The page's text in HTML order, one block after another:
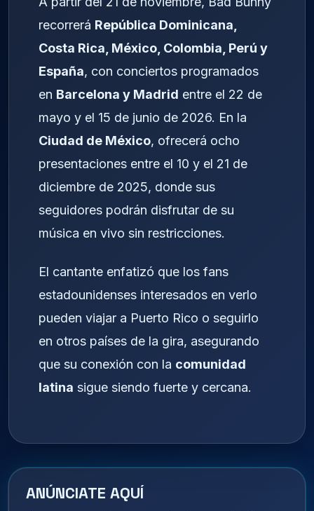
recorrerá República Dominicana,
Costa Rica, México, Colombia, Perú y
España, con conciertos programados
en Barcelona y Madrid entre el 22 de
mayo y el 15 de junio de 2026. En la
Ciudad de México, ofrecerá ocho
presentaciones entre el 10 y el 21 de
diciembre de 2025, donde sus
seguidores podrán disfrutar de su
música en vivo sin restricciones.
El cantante enfatizó que los fans
estadounidenses interesados en verlo
pueden viajar a Puerto Rico o seguirlo
en otros países de la gira, asegurando
que su conexión con la comunidad
latina sigue siendo fuerte y cercana.
ANÚNCIATE AQUÍ